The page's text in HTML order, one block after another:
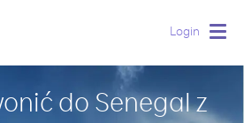
Login
do Senegal z